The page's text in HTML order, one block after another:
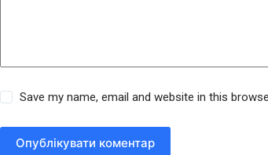
Save my name, email and website in this
Опублікувати коментар